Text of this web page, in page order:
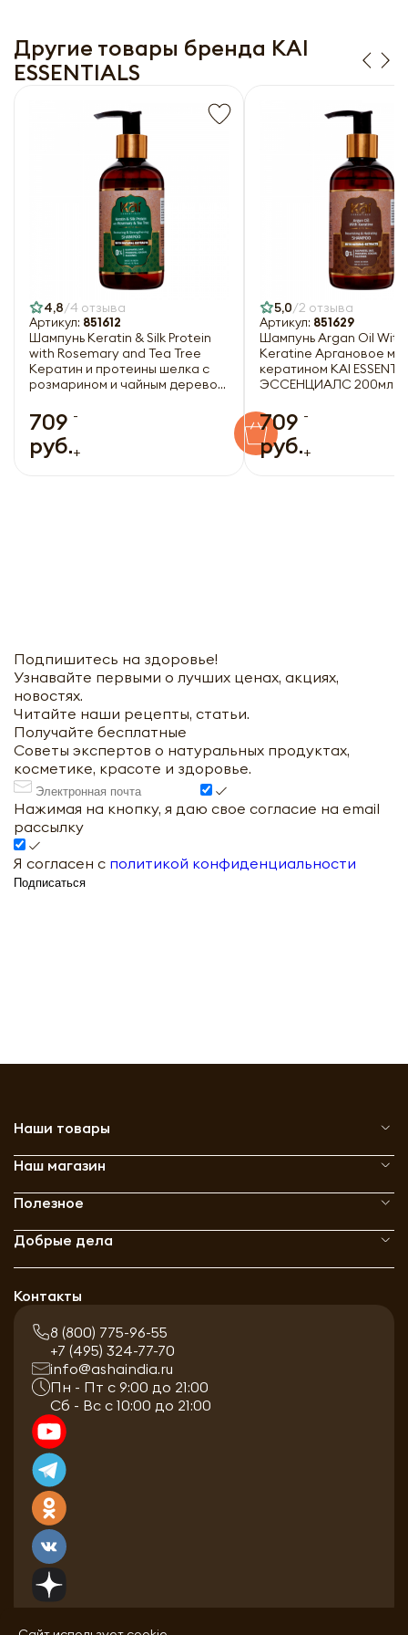
Другие товары бренда KAI
ESSENTIALS
4,8 4 отзыва
Артикул: 851612
Шампунь Keratin & Silk Protein
with Rosemary and Tea Tree
Кератин и протеины шелка с
розмарином и чайным деревом
ЭССЕНЦИАЛС 200мл
709
руб.
-
+
5,0 2 отзыва
Артикул: 851629
Шампунь Argan Oil With
Keratine Аргановое
кератином KAI
ЭССЕНЦИАЛС 200мл
709
руб.
-
+
Подпишитесь на здоровье!
Узнавайте первыми о лучших ценах, акциях,
новостях.
Читайте наши рецепты, статьи.
Получайте бесплатные
Советы экспертов о натуральных продуктах,
косметике, красоте и здоровье.
Нажимая на кнопку, я даю свое согласие на email
рассылку
Я согласен с политикой конфиденциальности
Подписаться
Наши товары
Наш магазин
Полезное
Добрые дела
Контакты
8 (800) 775-96-55
+7 (495) 324-77-70
info@ashaindia.ru
Пн - Пт с 9:00 до 21:00
Сб - Вс с 10:00 до 21:00